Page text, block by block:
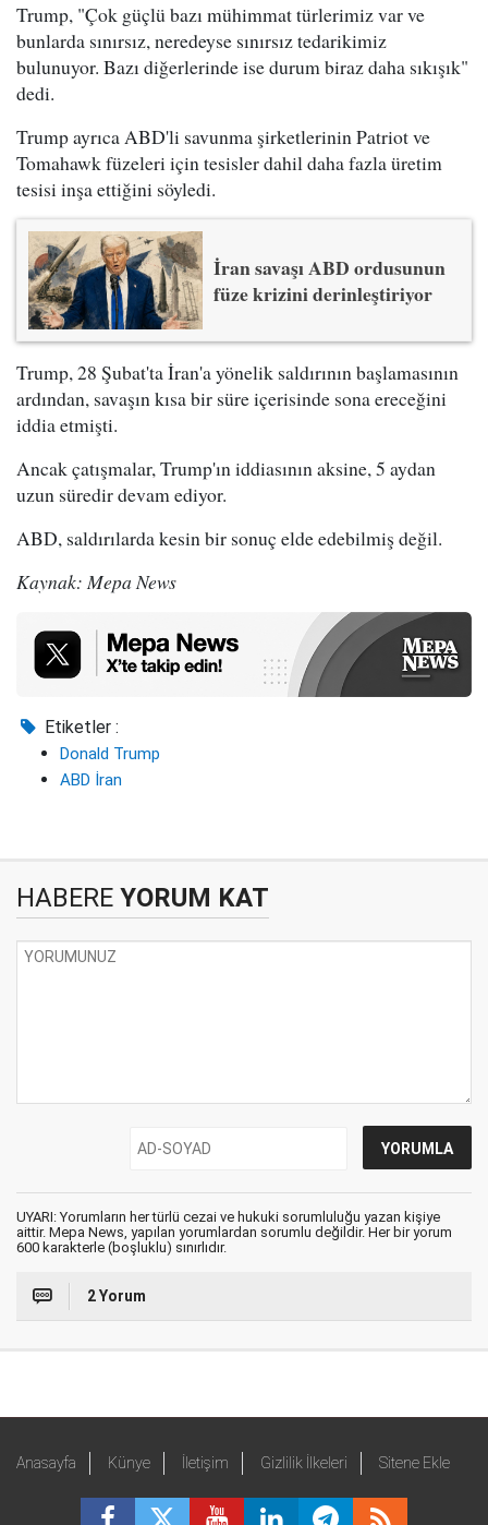
Trump, "Çok güçlü bazı mühimmat türlerimiz var ve
bunlarda sınırsız, neredeyse sınırsız tedarikimiz
bulunuyor. Bazı diğerlerinde ise durum biraz daha sıkışık"
dedi.
Trump ayrıca ABD'li savunma şirketlerinin Patriot ve
Tomahawk füzeleri için tesisler dahil daha fazla üretim
tesisi inşa ettiğini söyledi.
İran savaşı ABD ordusunun
füze krizini derinleştiriyor
Trump, 28 Şubat'ta İran'a yönelik saldırının başlamasının
ardından, savaşın kısa bir süre içerisinde sona ereceğini
iddia etmişti.
Ancak çatışmalar, Trump'ın iddiasının aksine, 5 aydan
uzun süredir devam ediyor.
ABD, saldırılarda kesin bir sonuç elde edebilmiş değil.
Kaynak: Mepa News
Etiketler :
Donald Trump
ABD İran
HABERE YORUM KAT
UYARI: Yorumların her türlü cezai ve hukuki sorumluluğu yazan kişiye
aittir. Mepa News, yapılan yorumlardan sorumlu değildir. Her bir yorum
600 karakterle (boşluklu) sınırlıdır.
2 Yorum
Anasayfa Künye İletişim Gizlilik İlkeleri Sitene Ekle